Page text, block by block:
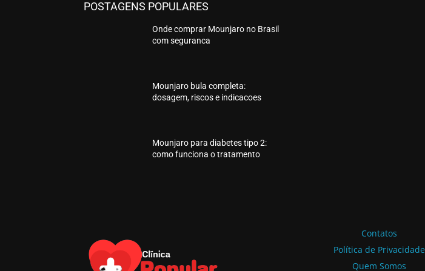
POSTAGENS POPULARES
Onde comprar Mounjaro no Brasil
com seguranca
Mounjaro bula completa:
dosagem, riscos e indicacoes
Mounjaro para diabetes tipo 2:
como funciona o tratamento
Contatos
Política de Privacidade
Quem Somos